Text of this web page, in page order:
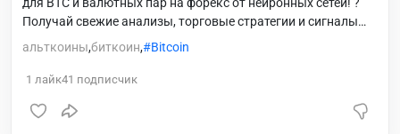
Получай свежие анализы, торговые стратегии и сигналы
для умной и прибыльной торговли.
альткоины,биткоин, Bitcoin
1 лайк41 подписчик